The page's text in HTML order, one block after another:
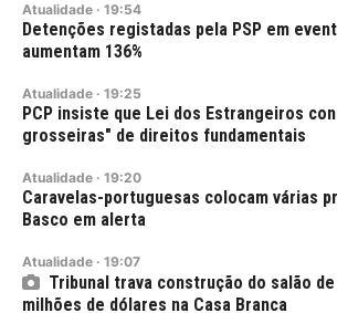
Atualidade · 19:54
Detenções registadas pela PSP em
aumentam 136%
Atualidade · 19:25
PCP insiste que Lei dos Estrangeiros
grosseiras" de direitos fundamentais
Atualidade · 19:20
Caravelas-portuguesas colocam várias
Basco em alerta
Atualidade · 19:07
Tribunal trava construção do salão
milhões de dólares na Casa Branca